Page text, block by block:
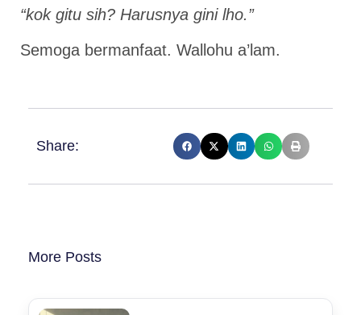
“kok gitu sih? Harusnya gini lho.”
Semoga bermanfaat . Wallohu a’lam .
Share:
More Posts